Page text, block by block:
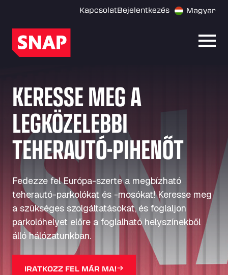
KapcsolatBejelentkezés Magyar
KERESSE MEG A
LEGKÖZELEBBI
TEHERAUTÓ-PIHENŐT
Fedezze fel Európa-szerte a megbízható
teherautó-parkolókat és -mosókat! Keresse meg
a szükséges szolgáltatásokat, és foglaljon
parkolóhelyet előre a foglalható helyszínekből
álló hálózatunkban.
IRATKOZZ FEL MÁR MA!